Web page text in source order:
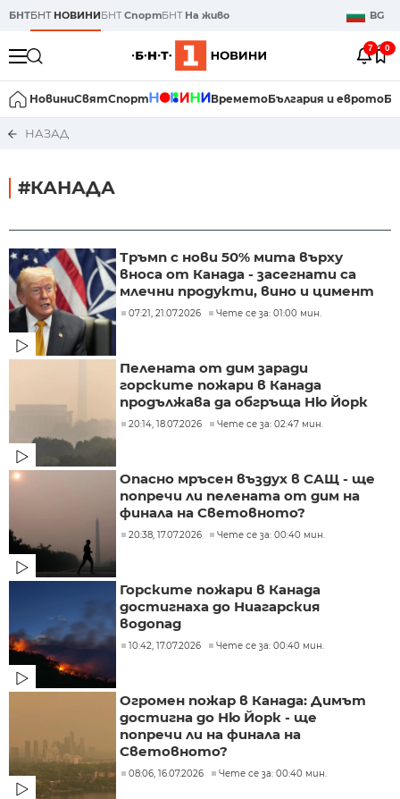
БНТБНТ НОВИНИБНТСпортБНТ На живо BG
7 0
НовиниСвятСпорт ВреметоБългария и еврото
НАЗАД
#КАНАДА
Тръмп с нови 50% мита върху
вноса от Канада - засегнати са
млечни продукти, вино и цимент
07:21, 21.07.2026 Чете се за: 01:00 мин.
Пелената от дим заради
горските пожари в Канада
продължава да обгръща Ню Йорк
20:14, 18.07.2026 Чете се за: 02:47 мин.
Опасно мръсен въздух в САЩ - ще
попречи ли пелената от дим на
финала на Световното?
20:38, 17.07.2026 Чете се за: 00:40 мин.
Горските пожари в Канада
достигнаха до Ниагарския
водопад
10:42, 17.07.2026 Чете се за: 00:40 мин.
Огромен пожар в Канада: Димът
достигна до Ню Йорк - ще
попречи ли на финала на
Световното?
08:06, 16.07.2026 Чете се за: 00:40 мин.